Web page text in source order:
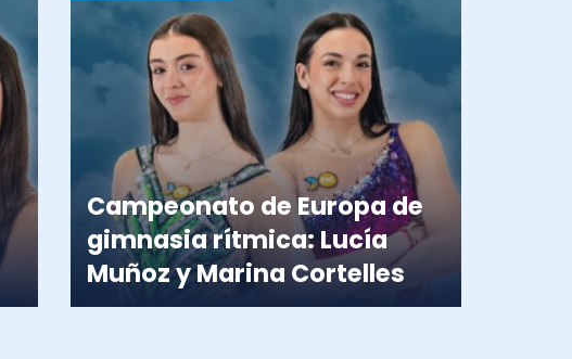
Campeonato de Europa de
gimnasia rítmica: Lucía
Muñoz y Marina Cortelles